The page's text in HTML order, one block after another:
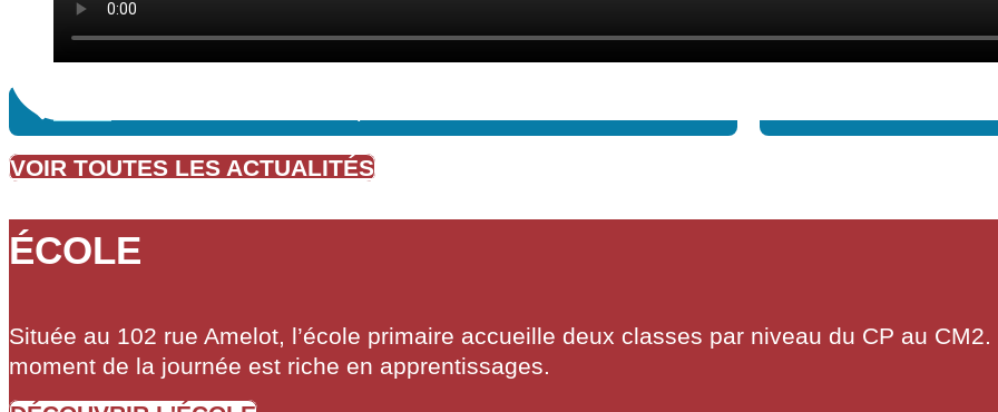
VOIR TOUTES LES ACTUALITÉS
ÉCOLE
Située au 102 rue Amelot, l’école primaire accueille deux classes par niveau du CP au
moment de la journée est riche en apprentissages.